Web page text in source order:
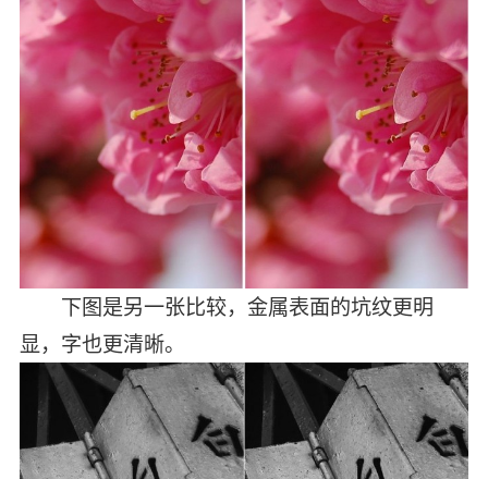
下图是另一张比较，金属表面的坑纹更明
显，字也更清晰。